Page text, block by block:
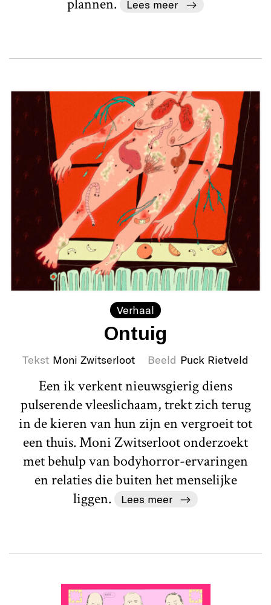
plannen. Lees meer
Verhaal
Ontuig
Tekst Moni Zwitserloot Beeld Puck Rietveld
Een ik verkent nieuwsgierig diens
pulserende vleeslichaam, trekt zich terug
in de kieren van hun zijn en vergroeit tot
een thuis. Moni Zwitserloot onderzoekt
met behulp van bodyhorror-ervaringen
en relaties die buiten het menselijke
liggen.
Lees meer